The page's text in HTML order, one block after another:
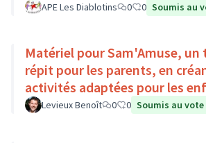
APE Les Diablotins 0 0 Soumis au
Matériel pour Sam'Amuse, un
répit pour les parents, en
activités adaptées pour les
situation de handicap
Levieux Benoît 0 0 Soumis au vote